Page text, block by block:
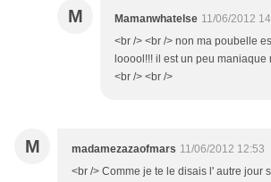
M Mamanwhatelse 11/06/2012
<br /> <br /> non ma poubelle
looool!!! il est un peu maniaque
<br /> <br />
M madamezazaofmars 11/06/2012 12:53
<br /> Comme je te le disais l' autre jour